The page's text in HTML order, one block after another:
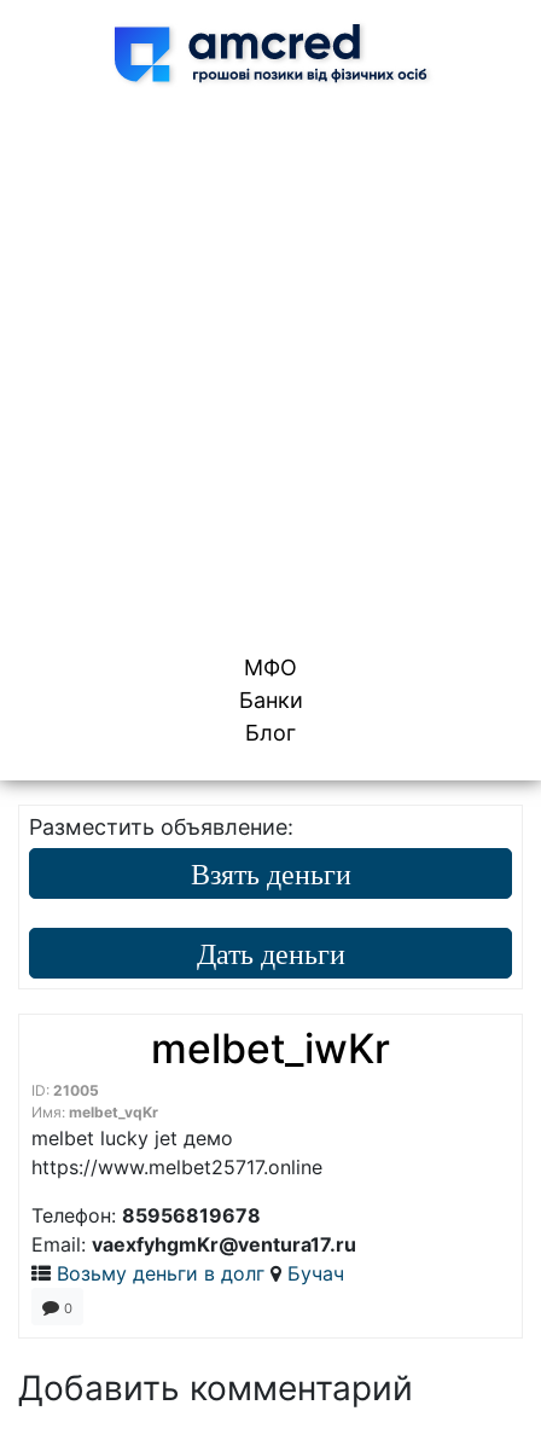
МФО
Банки
Блог
Разместить объявление:
Взять деньги
Дать деньги
melbet_iwKr
ID: 21005
Имя: melbet_vqKr
melbet lucky jet демо
https://www.melbet25717.online
Телефон: 85956819678
Email: vaexfyhgmKr@ventura17.ru
Возьму деньги в долг
Бучач
0
Добавить комментарий